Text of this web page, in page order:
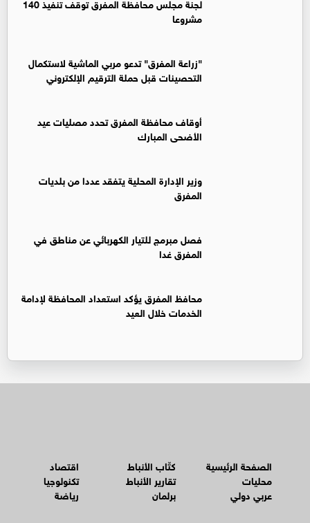
مشروعا
"زراعة المفرق" تدعو مربي الماشية لاستكمال
التحصينات قبل حملة الترقيم الإلكتروني
أوقاف محافظة المفرق تحدد مصليات عيد
الأضحى المبارك
وزير الإدارة المحلية يتفقد عددا من بلديات
المفرق
فصل مبرمج للتيار الكهربائي عن مناطق في
المفرق غدا
محافظ المفرق يؤكد استعداد المحافظة لإدامة
الخدمات خلال العيد
الصفحة الرئيسية
محليات
عربي دولي
كتّاب الأنباط
تقارير الأنباط
برلمان
اقتصاد
تكنولوجيا
رياضة